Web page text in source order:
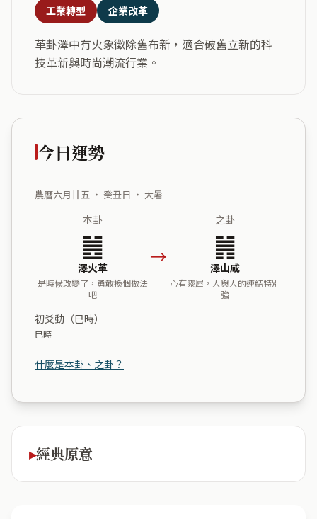
工業轉型
企業改革
革卦澤中有火象徵除舊布新，適合破舊立新的科
技革新與時尚潮流行業。
今日運勢
農曆六月廿五 ・ 癸丑日 ・ 大暑
本卦
䷰
澤火革
是時候改變了，勇敢換個做法
吧
→
之卦
䷞
澤山咸
心有靈犀，人與人的連結特別
強
初爻動（巳時）
巳時
什麼是本卦、之卦？
經典原意